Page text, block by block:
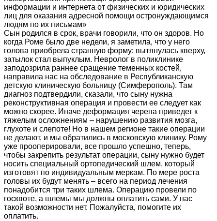
информации и интернета от физических и юридических
лиц для оказания адресной помощи остронуждающимся
людям по их письмам»
Сын родился в срок, врачи говорили, что он здоров. Но
когда Роме было две недели, я заметила, что у него
голова приобрела странную форму: вытянулась кверху,
затылок стал выпуклым. Невролог в поликлинике
заподозрила раннее сращение теменных костей,
направила нас на обследование в Республиканскую
детскую клиническую больницу (Симферополь). Там
диагноз подтвердили, сказали, что сыну нужна
реконструктивная операция и провести ее следует как
можно скорее. Иначе деформация черепа приведет к
тяжелым осложнениям – нарушению развития мозга,
глухоте и слепоте! Но в нашем регионе такие операции
не делают, и мы обратились в московскую клинику. Рому
уже прооперировали, все прошло успешно, теперь,
чтобы закрепить результат операции, сыну нужно будет
носить специальный ортопедический шлем, который
изготовят по индивидуальным меркам. По мере роста
головы их будут менять – всего на период лечения
понадобится три таких шлема. Операцию провели по
госквоте, а шлемы мы должны оплатить сами. У нас
такой возможности нет. Пожалуйста, помогите их
оплатить.